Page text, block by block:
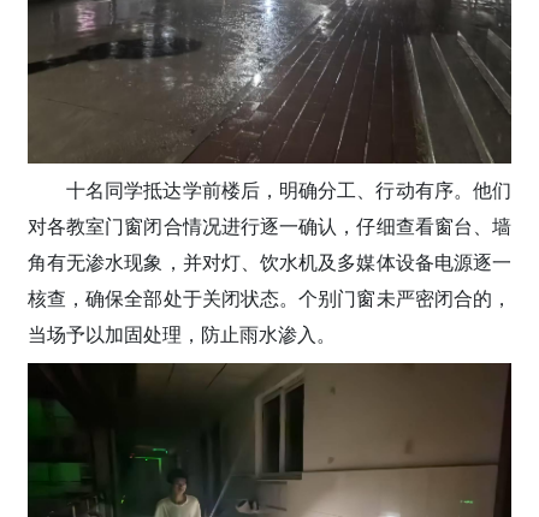
十名同学抵达学前楼后，明确分工、行动有序。他们
对各教室门窗闭合情况进行逐一确认，仔细查看窗台、墙
角有无渗水现象，并对灯、饮水机及多媒体设备电源逐一
核查，确保全部处于关闭状态。个别门窗未严密闭合的，
当场予以加固处理，防止雨水渗入。